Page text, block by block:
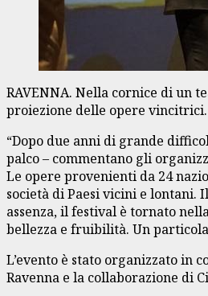
RAVENNA. Nella cornice di un
proiezione delle opere
“Dopo due anni di grande
palco – commentano gli
Le opere provenienti da 24
società di Paesi vicini e lontani.
assenza, il festival è tornato
bellezza e fruibilità. Un
L’evento è stato organizzato in
Ravenna e la collaborazione di